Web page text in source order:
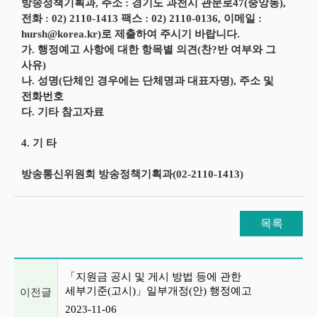
방송정책기획과, 주소 : 경기도 과천시 관문로47(중앙동),
전화 : 02) 2110-1413 팩스 : 02) 2110-0136, 이메일 :
hursh@korea.kr)로 제출하여 주시기 바랍니다.
가. 행정예고 사항에 대한 항목별 의견(찬?반 여부와 그
사유)
나. 성명(단체인 경우에는 단체명과 대표자명), 주소 및
전화번호
다. 기타 참고자료
4. 기 타
방송통신위원회 방송정책기획과(02-2110-1413)
목록
이전글
「지원금 공시 및 게시 방법 등에 관한
세부기준(고시)」일부개정(안) 행정예고
2023-11-06